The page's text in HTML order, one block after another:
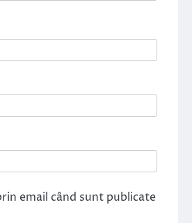
email când sunt publicate